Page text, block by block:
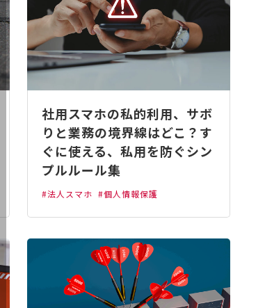
社用スマホの私的利用、サボ
りと業務の境界線はどこ？す
ぐに使える、私用を防ぐシン
プルルール集
#法人スマホ #個人情報保護